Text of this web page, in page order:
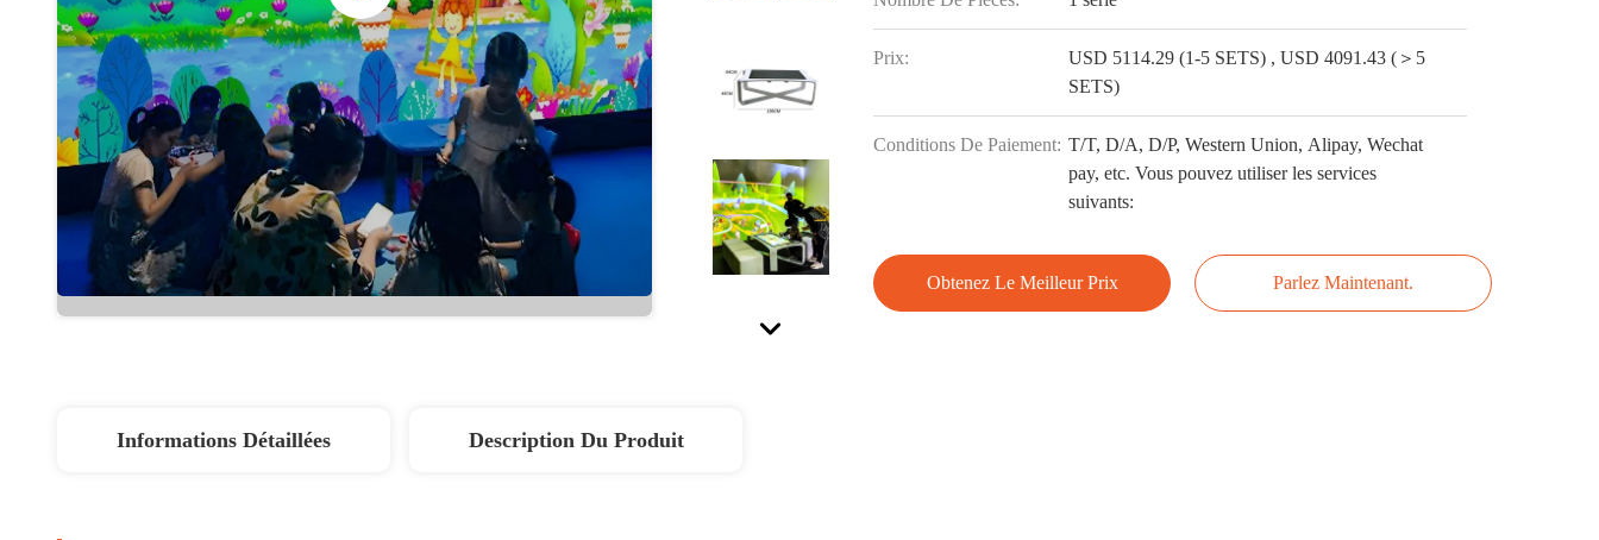
Prix:
USD 5114.29 (1-5 SETS) , USD 4091.43 (＞5
SETS)
Conditions De Paiement: T/T, D/A, D/P, Western Union, Alipay, Wechat
pay, etc. Vous pouvez utiliser les services
suivants:
Obtenez Le Meilleur Prix Parlez Maintenant.
Informations Détaillées Description Du Produit